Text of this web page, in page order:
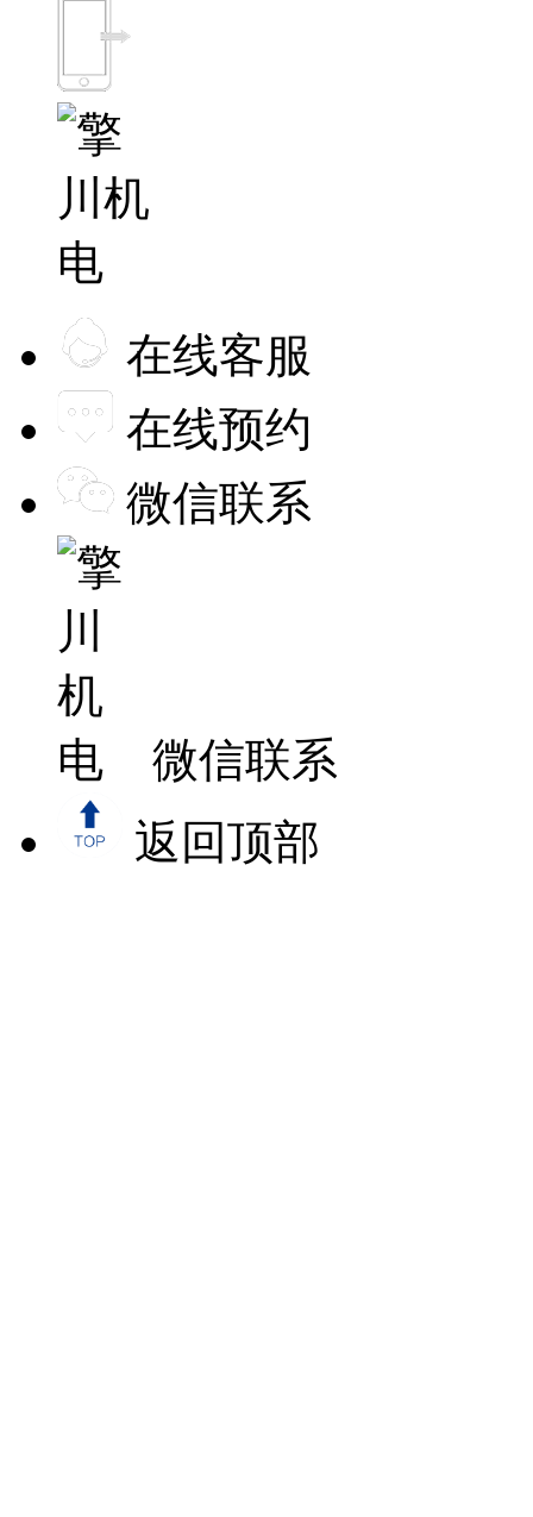
在线客服
在线预约
微信联系
微信联系
返回顶部